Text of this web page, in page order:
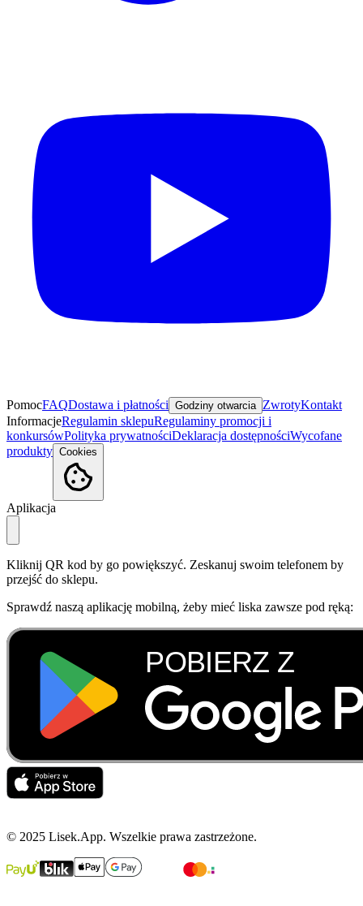
PomocFAQDostawa i płatności Godziny otwarcia ZwrotyKontakt
InformacjeRegulamin sklepuRegulaminy promocji i
konkursówPolityka prywatnościDeklaracja dostępnościWycofane
produkty Cookies
Aplikacja
Kliknij QR kod by go powiększyć. Zeskanuj swoim telefonem by
przejść do sklepu.
Sprawdź naszą aplikację mobilną, żeby mieć liska zawsze pod ręką:
© 2025 Lisek.App. Wszelkie prawa zastrzeżone.